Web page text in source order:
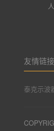
友情链接
泰克示波